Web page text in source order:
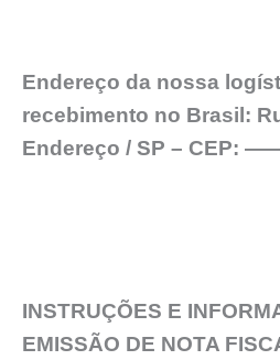
Endereço da nossa
recebimento no Brasil:
Endereço / SP – CEP:
INSTRUÇÕES E
EMISSÃO DE NOTA